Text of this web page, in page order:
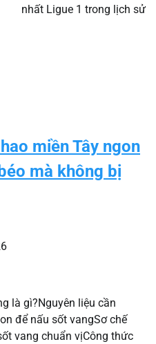
nhất Ligue 1 trong lịch sử
miền Tây ngon
mà không bị
là gì?Nguyên liệu cần
để nấu sốt vangSơ chế
vang chuẩn vịCông thức